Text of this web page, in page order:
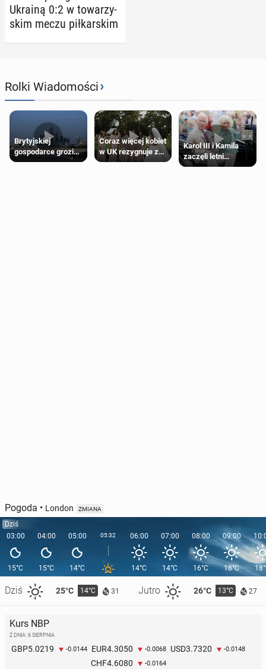
Ukrainą 0:2 w to­wa­rzy­
skim meczu pił­kar­skim
Rolki Wiadomości›
Brytyjskiej
gospodarce grozi
recesja, jeśli
Coraz więcej kobiet
w UK rezygnuje z
roli druhny na
Karol III i Kamila
zaczęli letni
odpoczynek po
Pogoda • London ZMIANA
Dziś
03:00
15°C
Dziś 25°C 14°C 31 Jutro 26°C 13°C 27
04:00
15°C
05:00
14°C
05:32 06:00
14°C
07:00
14°C
08:00
16°C
09:00
18°C
Kurs NBP
Z DNIA: 6 SIERPNIA
GBP5.0219 -0.0144 EUR4.3050 -0.0068 USD3.7320 -0.0148
CHF4.6080 -0.0164